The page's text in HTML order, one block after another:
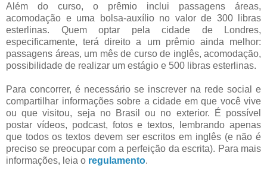
Além do curso, o prêmio inclui passagens áreas,
acomodação e uma bolsa-auxílio no valor de 300 libras
esterlinas. Quem optar pela cidade de Londres,
especificamente, terá direito a um prêmio ainda melhor:
passagens áreas, um mês de curso de inglês, acomodação,
possibilidade de realizar um estágio e 500 libras esterlinas.
Para concorrer, é necessário se inscrever na rede social e
compartilhar informações sobre a cidade em que você vive
ou que visitou, seja no Brasil ou no exterior. É possível
postar vídeos, podcast, fotos e textos, lembrando apenas
que todos os textos devem ser escritos em inglês (e não é
preciso se preocupar com a perfeição da escrita). Para mais
informações, leia o regulamento.